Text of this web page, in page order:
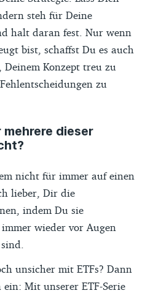
steh für Deine
halt daran fest. Nur wenn
bist, schaffst Du es auch
Deinem Konzept treu zu
zu
dieser
nicht für immer auf einen
lieber, Dir die
indem Du sie
wieder vor Augen
unsicher mit ETFs? Dann
Mit unserer ETF-Serie